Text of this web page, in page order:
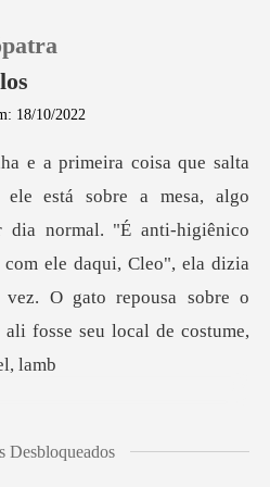
0
18/10/2022
dia normal. "É anti-higiênico
ele daqui, Cleo", ela dizia
Desbloqueados